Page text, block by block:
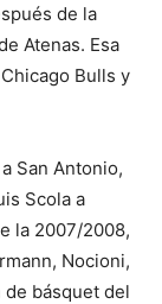
de la
Atenas. Esa
Bulls y
San Antonio,
Scola a
la 2007/2008,
Nocioni,
de básquet del